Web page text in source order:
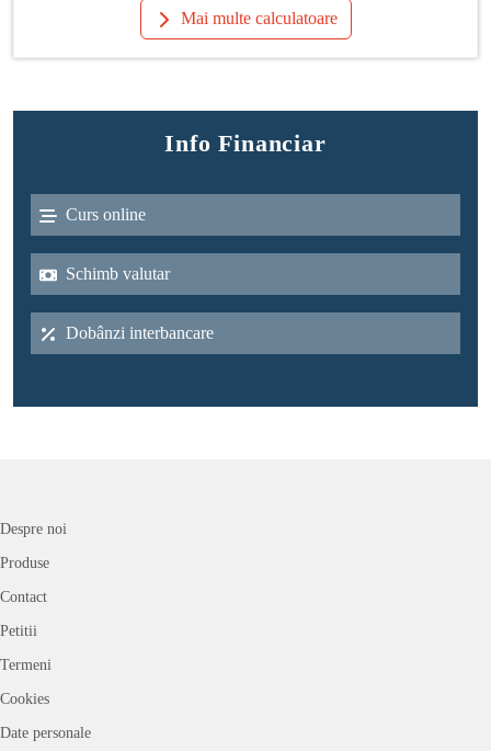
Mai multe calculatoare
Info Financiar
Curs online
Schimb valutar
Dobânzi interbancare
Despre noi
Produse
Contact
Petitii
Termeni
Cookies
Date personale